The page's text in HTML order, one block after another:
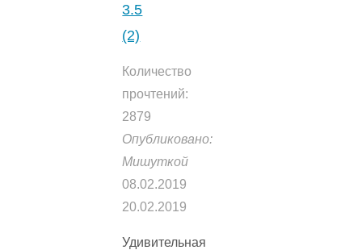
3.5
(2)
Количество
прочтений:
2879
Опубликовано:
Мишуткой
08.02.2019
20.02.2019
Удивительная